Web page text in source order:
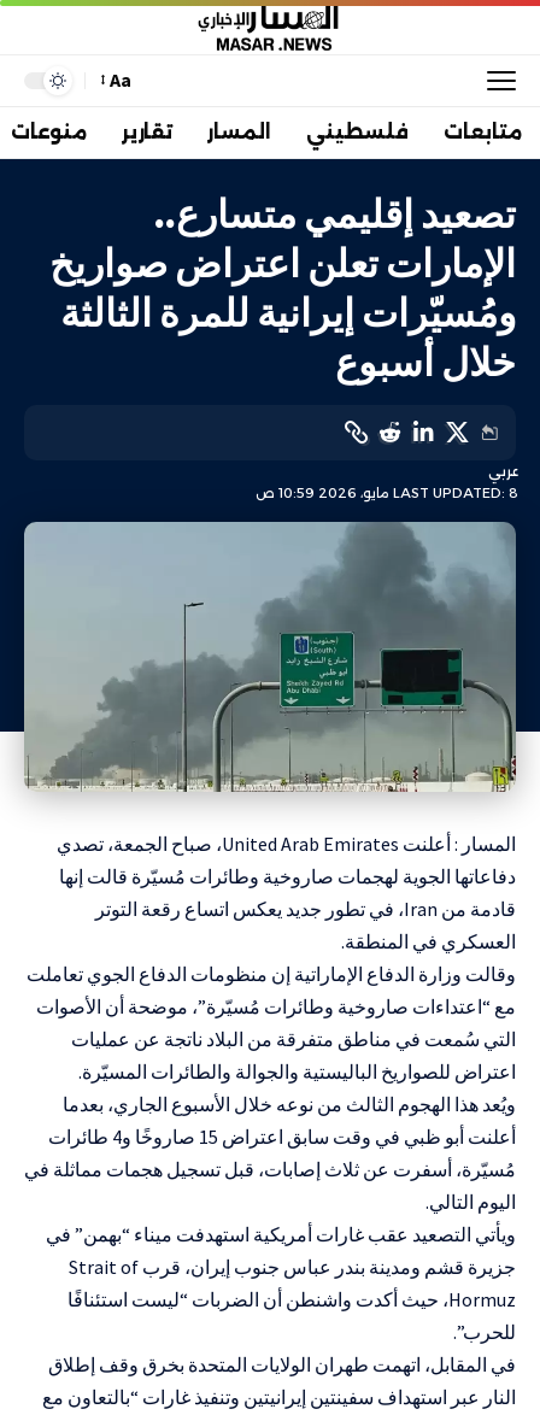
Aa
متابعات فلسطيني المسار تقارير منوعات
تصعيد إقليمي متسارع..
الإمارات تعلن اعتراض صواريخ
ومُسيّرات إيرانية للمرة الثالثة
خلال أسبوع
LAST UPDATED: 8 مايو، 2026 10:59 ص
عربي
المسار : أعلنت United Arab Emirates، صباح الجمعة، تصدي
دفاعاتها الجوية لهجمات صاروخية وطائرات مُسيّرة قالت إنها
قادمة من Iran، في تطور جديد يعكس اتساع رقعة التوتر
العسكري في المنطقة.
وقالت وزارة الدفاع الإماراتية إن منظومات الدفاع الجوي تعاملت
مع “اعتداءات صاروخية وطائرات مُسيّرة”، موضحة أن الأصوات
التي سُمعت في مناطق متفرقة من البلاد ناتجة عن عمليات
اعتراض للصواريخ الباليستية والجوالة والطائرات المسيّرة.
ويُعد هذا الهجوم الثالث من نوعه خلال الأسبوع الجاري، بعدما
أعلنت أبو ظبي في وقت سابق اعتراض 15 صاروخًا و4 طائرات
مُسيّرة، أسفرت عن ثلاث إصابات، قبل تسجيل هجمات مماثلة في
اليوم التالي.
ويأتي التصعيد عقب غارات أمريكية استهدفت ميناء “بهمن” في
جزيرة قشم ومدينة بندر عباس جنوب إيران، قرب Strait of
Hormuz، حيث أكدت واشنطن أن الضربات “ليست استئنافًا
للحرب”.
في المقابل، اتهمت طهران الولايات المتحدة بخرق وقف إطلاق
النار عبر استهداف سفينتين إيرانيتين وتنفيذ غارات “بالتعاون مع